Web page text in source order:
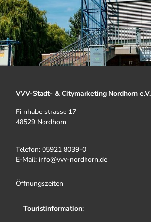
VVV-Stadt- & Citymarketing Nordhorn e.V.
Firnhaberstrasse 17
48529 Nordhorn
Telefon: 05921 8039-0
E-Mail: info@vvv-nordhorn.de
Öffnungszeiten
Touristinformation: